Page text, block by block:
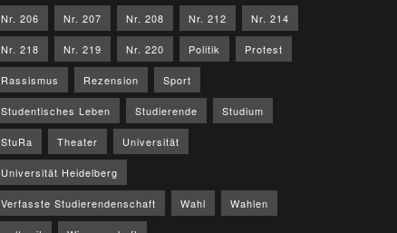
Nr. 206 Nr. 207 Nr. 208 Nr. 212 Nr. 214
Nr. 218 Nr. 219 Nr. 220 Politik Protest
Rassismus Rezension Sport
Studentisches Leben Studierende Studium
StuRa Theater Universität
Universität Heidelberg
Verfasste Studierendenschaft Wahl Wahlen